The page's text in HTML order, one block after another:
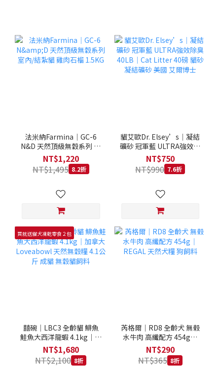
法米納Farmina｜GC-6
N&D 天然頂級無穀系列 室
內/結紮貓 雞肉石榴 1.5KG
NT$1,220
NT$1,495 8.2折
貓艾歐Dr. Elsey’s｜凝結
礦砂 冠軍藍 ULTRA強效除
臭 40LB｜Cat Litter 40磅
士
NT$750
NT$990 7.6折
買就送貓犬凍乾零食２包
囍碗｜LBC3 全齡貓 鯡魚
鮭魚大西洋龍蝦 4.1kg｜加
拿大 Loveabowl 天然無穀
糧 4.1公斤 成貓 無穀貓飼
料
NT$1,680
NT$2,100 8折
芮格爾｜RD8 全齡犬 無榖
水牛肉 高纖配方 454g｜
REGAL 天然犬糧 狗飼料
NT$290
NT$365 8折